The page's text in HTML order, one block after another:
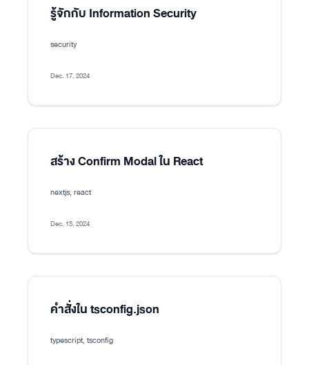
รู้จักกับ Information Security
security
Dec. 17, 2024
สร้าง Confirm Modal ใน React
nextjs, react
Dec. 15, 2024
คำสั่งใน tsconfig.json
typescript, tsconfig